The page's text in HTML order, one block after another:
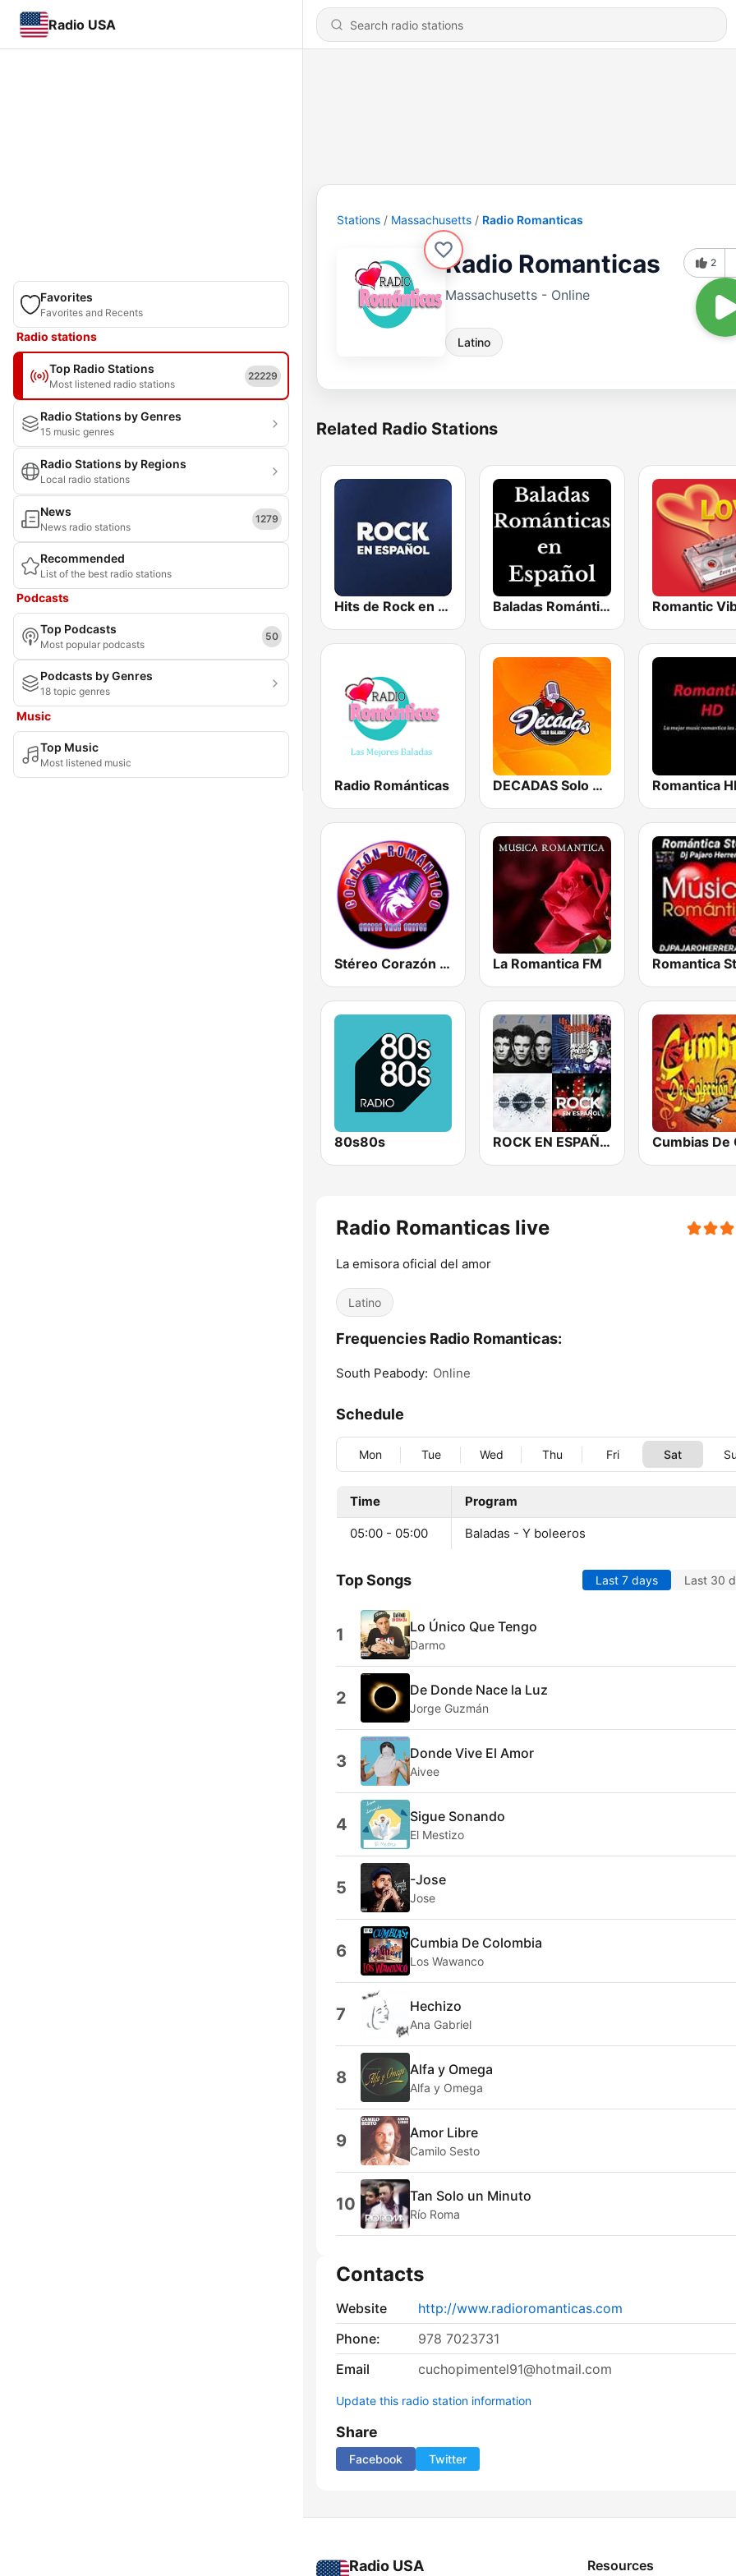
Radio USA
Favorites
Favorites and Recents
Radio stations
Top Radio Stations
Most listened radio stations
22229
Radio Stations by Genres
15 music genres
Radio Stations by Regions
Local radio stations
News
News radio stations
1279
Recommended
List of the best radio stations
Podcasts
Top Podcasts
Most popular podcasts
50
Podcasts by Genres
18 topic genres
Music
Top Music
Most listened music
Stations Massachusetts Radio Romanticas
Radio Romanticas
Massachusetts - Online
Latino
2
Related Radio Stations
Hits de Rock en Español Baladas Románticas en Español Romantic
Radio Románticas DECADAS Solo Baladas Romantica
Stéreo Corazón Romántico La Romantica FM
80s80s ROCK EN ESPAÑOL 80s 90s Neltume Chile
Radio Romanticas live
La emisora oficial del amor
Latino
Frequencies Radio Romanticas:
South Peabody: Online
Schedule
Mon Tue Wed Thu Fri Sat
Time Program
05:00 - 05:00 Baladas - Y boleeros
Top Songs Last 7 days Last 30
1 Lo Único Que Tengo
Darmo
2 De Donde Nace la Luz
Jorge Guzmán
3 Donde Vive El Amor
Aivee
4 Sigue Sonando
El Mestizo
5 -Jose
Jose
6 Cumbia De Colombia
Los Wawanco
7 Hechizo
Ana Gabriel
8 Alfa y Omega
Alfa y Omega
9 Amor Libre
Camilo Sesto
10 Tan Solo un Minuto
Río Roma
Contacts
Website
http://www.radioromanticas.com
Phone:
978 7023731
Email
cuchopimentel91@hotmail.com
Update this radio station information
Share
Facebook Twitter
Radio USA Resources